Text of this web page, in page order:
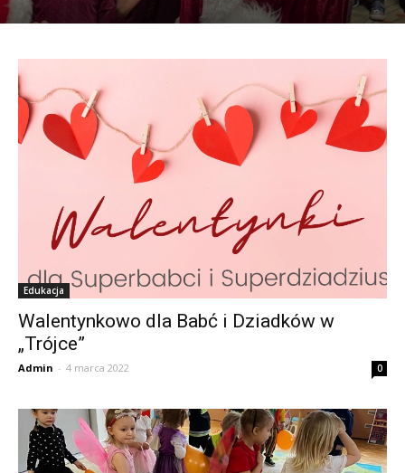
Edukacja
Walentynkowo dla Babć i Dziadków w
„Trójce”
Admin - 4 marca 2022 0